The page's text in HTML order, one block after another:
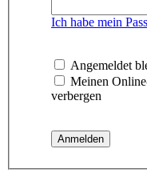
Ich habe mein
Angemeldet
Meinen
verbergen